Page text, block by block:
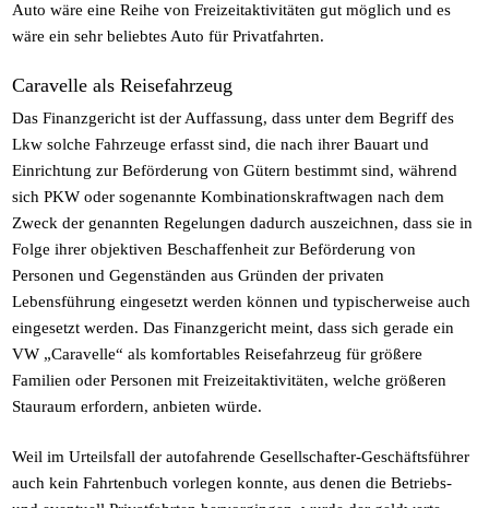
Auto wäre eine Reihe von Freizeitaktivitäten gut möglich und es
wäre ein sehr beliebtes Auto für Privatfahrten.
Caravelle als Reisefahrzeug
Das Finanzgericht ist der Auffassung, dass unter dem Begriff des
Lkw solche Fahrzeuge erfasst sind, die nach ihrer Bauart und
Einrichtung zur Beförderung von Gütern bestimmt sind, während
sich PKW oder sogenannte Kombinationskraftwagen nach dem
Zweck der genannten Regelungen dadurch auszeichnen, dass sie in
Folge ihrer objektiven Beschaffenheit zur Beförderung von
Personen und Gegenständen aus Gründen der privaten
Lebensführung eingesetzt werden können und typischerweise auch
eingesetzt werden. Das Finanzgericht meint, dass sich gerade ein
VW „Caravelle“ als komfortables Reisefahrzeug für größere
Familien oder Personen mit Freizeitaktivitäten, welche größeren
Stauraum erfordern, anbieten würde.
Weil im Urteilsfall der autofahrende Gesellschafter-Geschäftsführer
auch kein Fahrtenbuch vorlegen konnte, aus denen die Betriebs-